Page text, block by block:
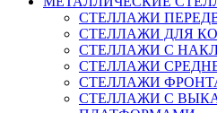
СТЕЛЛАЖИ
СТЕЛЛАЖИ ДЛЯ
СТЕЛЛАЖИ С
СТЕЛЛАЖИ
СТЕЛЛАЖИ
СТЕЛЛАЖИ С